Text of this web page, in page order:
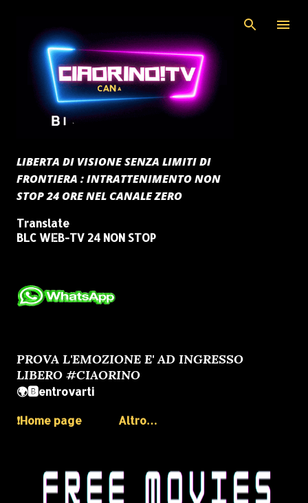
LIBERTA DI VISIONE SENZA LIMITI DI
FRONTIERA : INTRATTENIMENTO NON
STOP 24 ORE NEL CANALE ZERO
Translate
BLC WEB-TV 24 NON STOP
PROVA L'EMOZIONE E' AD INGRESSO
LIBERO #CIAORINO
🌍🅱️entrovarti
❗️Home page
Altro…